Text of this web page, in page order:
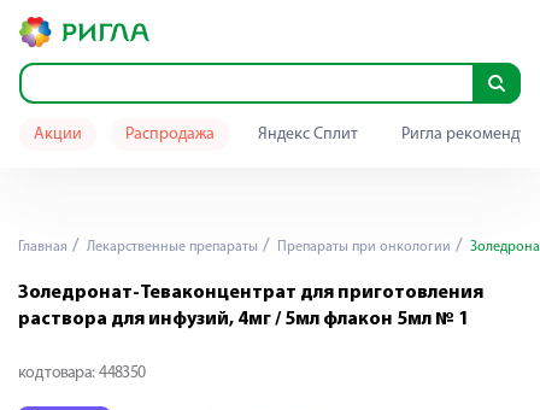
Акции Распродажа Яндекс Сплит Ригла
Главная Лекарственные препараты Препараты при онкологии
Золедронат-Теваконцентрат для приготовления
раствора для инфузий, 4мг / 5мл флакон 5мл № 1
код товара: 448350